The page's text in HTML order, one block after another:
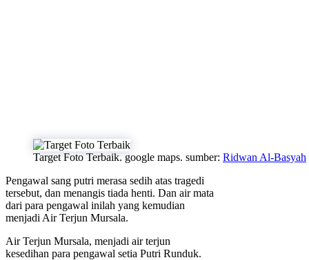
Target Foto Terbaik. google maps. sumber: Ridwan Al-Basyah
Pengawal sang putri merasa sedih atas tragedi
tersebut, dan menangis tiada henti. Dan air mata
dari para pengawal inilah yang kemudian
menjadi Air Terjun Mursala.
Air Terjun Mursala, menjadi air terjun
kesedihan para pengawal setia Putri Runduk.